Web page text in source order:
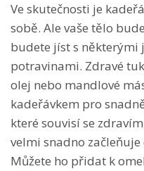
Ve skutečnosti je
sobě. Ale vaše tělo
budete jíst s některými
potravinami. Zdravé
olej nebo mandlové
kadeřávkem pro
které souvisí se
velmi snadno
Můžete ho přidat k